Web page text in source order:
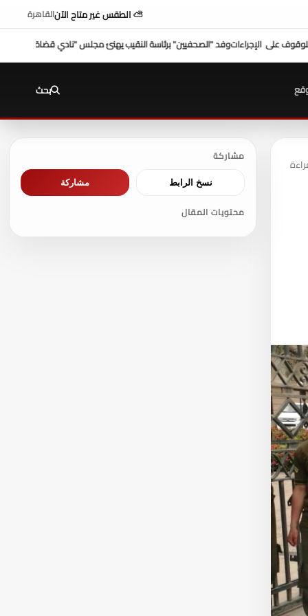
⛅ الطقس غير متاح الآنالقاهرة
شكري عازر منسق لجنة الدفاع عن أموال التأمينات: بطرسمجلس "نادي قضاة مصر"
بحث
مشاركة
نسخ الرابط مشاركة
محتويات المقال